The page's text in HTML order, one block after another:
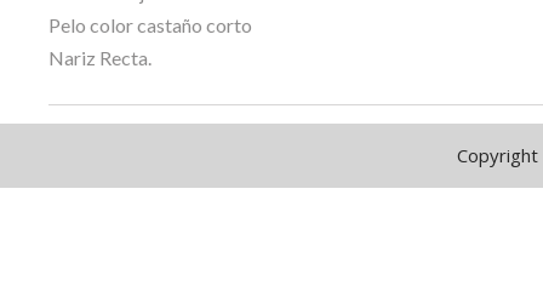
Pelo color castaño corto
Nariz Recta.
Copyright